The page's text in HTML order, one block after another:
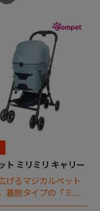
ト ミリミリ キャリー
げるマジカルペット
着脱タイプの『ミリ
リー』 からアースカ